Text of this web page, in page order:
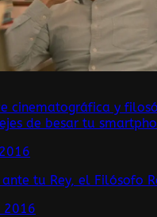
cinematográfica y
de besar tu
tu Rey, el Filósofo
2016